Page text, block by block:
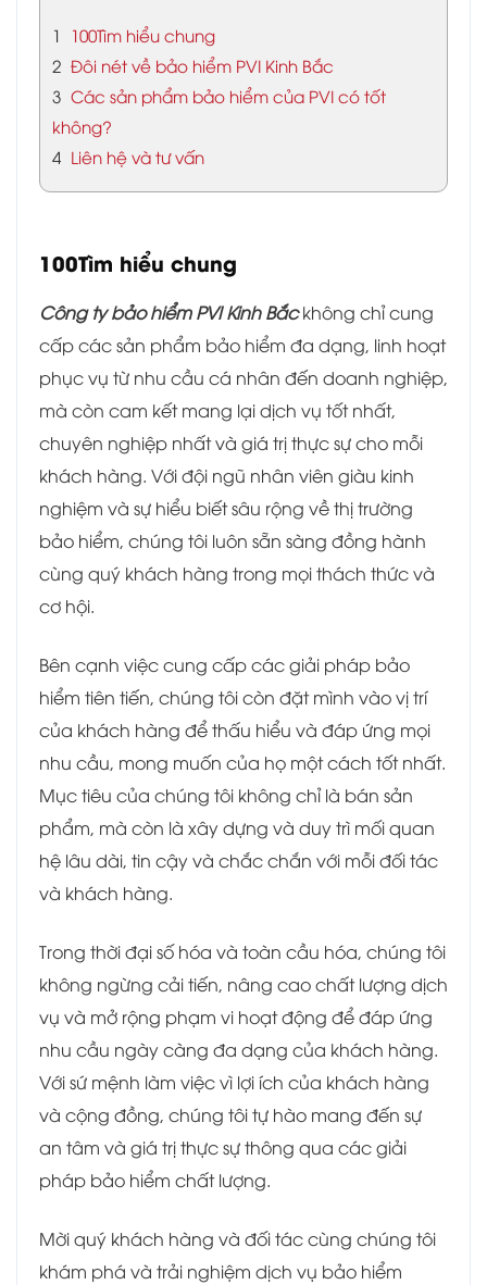
1
100Tìm hiểu chung
2 Đôi nét về bảo hiểm PVI Kinh Bắc
3 Các sản phẩm bảo hiểm của PVI có tốt
không?
4 Liên hệ và tư vấn
100Tìm hiểu chung
Công ty bảo hiểm PVI Kinh Bắckhông chỉ cung
cấp các sản phẩm bảo hiểm đa dạng, linh hoạt
phục vụ từ nhu cầu cá nhân đến doanh nghiệp,
mà còn cam kết mang lại dịch vụ tốt nhất,
chuyên nghiệp nhất và giá trị thực sự cho mỗi
khách hàng. Với đội ngũ nhân viên giàu kinh
nghiệm và sự hiểu biết sâu rộng về thị trường
bảo hiểm, chúng tôi luôn sẵn sàng đồng hành
cùng quý khách hàng trong mọi thách thức và
cơ hội.
Bên cạnh việc cung cấp các giải pháp bảo
hiểm tiên tiến, chúng tôi còn đặt mình vào vị trí
của khách hàng để thấu hiểu và đáp ứng mọi
nhu cầu, mong muốn của họ một cách tốt nhất.
Mục tiêu của chúng tôi không chỉ là bán sản
phẩm, mà còn là xây dựng và duy trì mối quan
hệ lâu dài, tin cậy và chắc chắn với mỗi đối tác
và khách hàng.
Trong thời đại số hóa và toàn cầu hóa, chúng tôi
không ngừng cải tiến, nâng cao chất lượng dịch
vụ và mở rộng phạm vi hoạt động để đáp ứng
nhu cầu ngày càng đa dạng của khách hàng.
Với sứ mệnh làm việc vì lợi ích của khách hàng
và cộng đồng, chúng tôi tự hào mang đến sự
an tâm và giá trị thực sự thông qua các giải
pháp bảo hiểm chất lượng.
Mời quý khách hàng và đối tác cùng chúng tôi
khám phá và trải nghiệm dịch vụ bảo hiểm